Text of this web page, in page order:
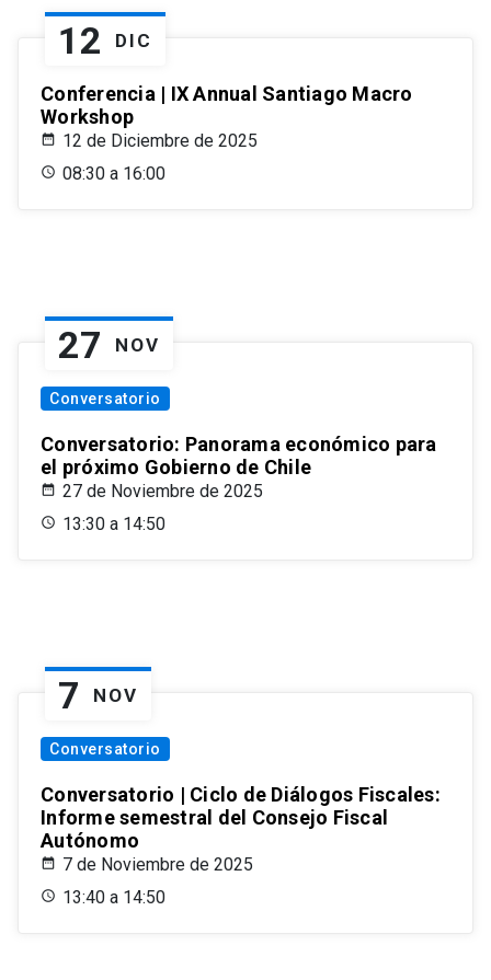
12 DIC
Conferencia | IX Annual Santiago Macro
Workshop
12 de Diciembre de 2025
08:30 a 16:00
27 NOV
Conversatorio
Conversatorio: Panorama económico para
el próximo Gobierno de Chile
27 de Noviembre de 2025
13:30 a 14:50
7 NOV
Conversatorio
Conversatorio | Ciclo de Diálogos Fiscales:
Informe semestral del Consejo Fiscal
Autónomo
7 de Noviembre de 2025
13:40 a 14:50